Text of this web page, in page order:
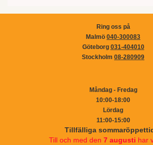
Ring oss på
Malmö 040-300083
Göteborg 031-404010
Stockholm 08-280909
Måndag - Fredag
10:00-18:00
Lördag
11:00-15:00
Tillfälliga
Till och med den 7 augusti har